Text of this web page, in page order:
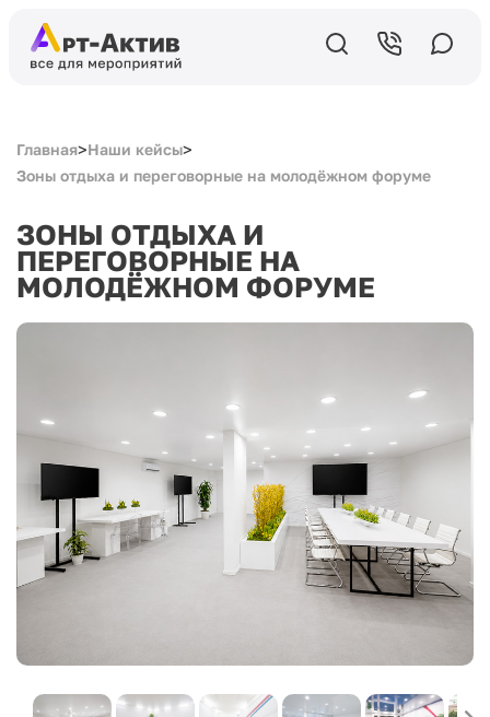
Главная>Наши кейсы>
Зоны отдыха и переговорные на молодёжном форуме
ЗОНЫ ОТДЫХА И
ПЕРЕГОВОРНЫЕ НА
МОЛОДЁЖНОМ ФОРУМЕ